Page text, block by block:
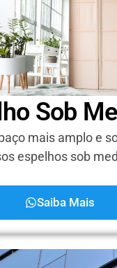
Sob
mais amplo e
espelhos sob
Saiba Mais